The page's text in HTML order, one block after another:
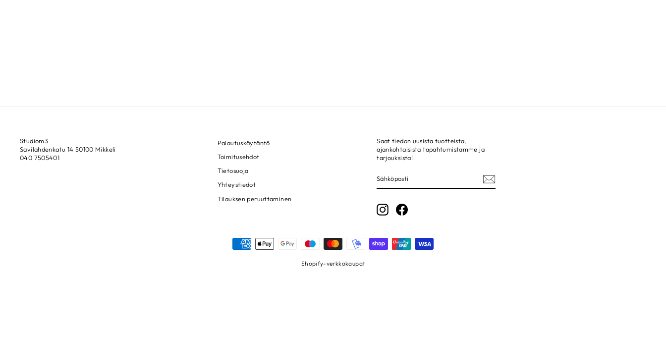
Studiom3
Savilahdenkatu 14 50100 Mikkeli
040 7505401
Palautuskäytäntö
Toimitusehdot
Tietosuoja
Yhteystiedot
Tilauksen peruuttaminen
Saat tiedon uusista tuotteista,
ajankohtaisista tapahtumistamme ja
tarjouksista!
InstagramFacebook
Shopify-verkkokaupat